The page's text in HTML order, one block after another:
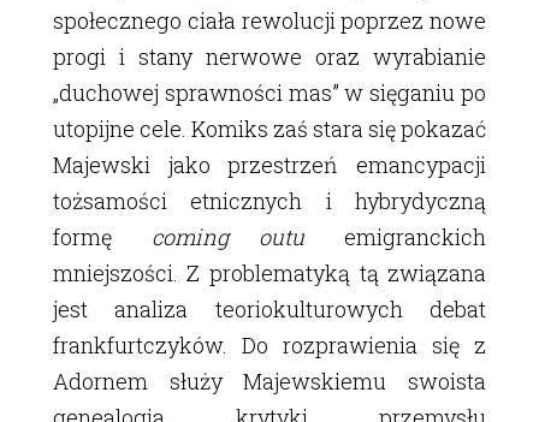
społecznego ciała rewolucji poprzez nowe
progi i stany nerwowe oraz wyrabianie
„duchowej sprawności mas” w sięganiu po
utopijne cele. Komiks zaś stara się pokazać
Majewski jako przestrzeń emancypacji
tożsamości etnicznych i hybrydyczną
formę
coming outu
emigranckich
mniejszości. Z problematyką tą związana
jest analiza teoriokulturowych debat
frankfurtczyków. Do rozprawienia się z
Adornem służy Majewskiemu swoista